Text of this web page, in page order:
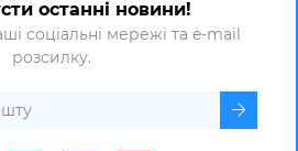
останні новини!
соціальні мережі та e-mail
розсилку.